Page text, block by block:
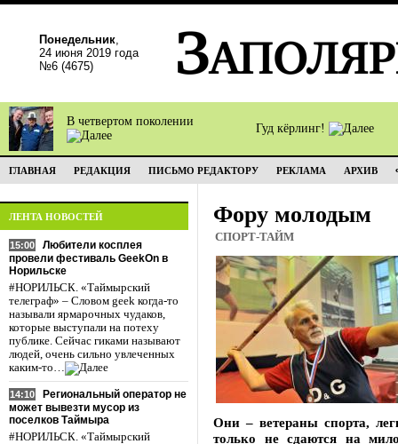
Понедельник,
24 июня 2019 года
№6 (4675)
В четвертом поколении
Гуд кёрлинг!
ГЛАВНАЯ РЕДАКЦИЯ ПИСЬМО РЕДАКТОРУ РЕКЛАМА АРХИВ
ЛЕНТА НОВОСТЕЙ
15:00
Любители косплея
провели фестиваль GeekOn в
Норильске
#НОРИЛЬСК. «Таймырский
телеграф» – Словом geek когда-то
называли ярмарочных чудаков,
которые выступали на потеху
публике. Сейчас гиками называют
людей, очень сильно увлеченных
каким-то…
14:10
Региональный оператор не
может вывезти мусор из
поселков Таймыра
#НОРИЛЬСК. «Таймырский
Фору молодым
СПОРТ-ТАЙМ
Они – ветераны спорта,
только не сдаются на